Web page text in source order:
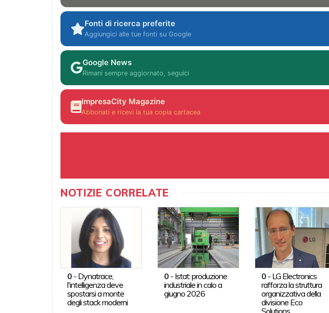
Fonti di ricerca preferite
Aggiungici alle tue fonti su Google
Google News
Rimani sempre aggiornato, seguici
ImpresaCity Magazine
Abbonati e ricevi la tua copia cartacea
NOTIZIE CORRELATE
0- Dynatrace,
l'intelligenza deve
spostarsi a monte
degli stack moderni
0 - Istat: produzione
industriale in calo a
giugno 2026
0- LG Electronics
rafforza la struttura
organizzativa della
divisione Eco
Solutions